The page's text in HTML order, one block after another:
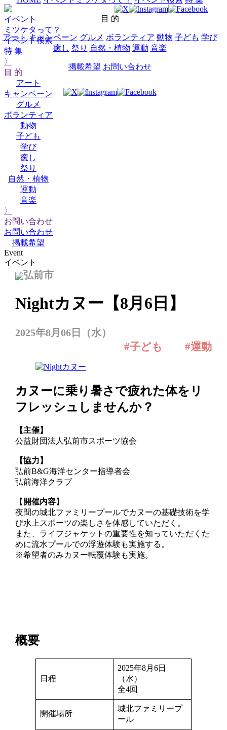
イベント
ミツケタって？
イベント検索
特 集
〉
目 的
アート
キャンペーン
グルメ
ボランティア
動物
子ども
学び
癒し
祭り
自然・植物
運動
音楽
〉
お問い合わせ
お問い合わせ
掲載希望
目 的
アート キャンペーン グルメ ボランティア 動物 子ども 学び
癒し 祭り 自然・植物 運動 音楽
掲載希望 お問い合わせ
Event
イベント
弘前市
Nightカヌー【8月6日】
2025年8月06日（水）
#子ども #運動
カヌーに乗り暑さで疲れた体をリ
フレッシュしませんか？
【主催】
公益財団法人弘前市スポーツ協会
【協力】
弘前B&G海洋センター指導者会
弘前海洋クラブ
【 開催内容】
夜間の城北ファミリープールでカヌーの基礎技術を学
び水上スポーツの楽しさを体感していただく。
また、ライフジャケットの重要性を知っていただくた
めに流水プールでの浮遊体験も実施する。
※希望者のみカヌー転覆体験も実施。
概要
日程
2025年8月6日
（水）
全4回
開催場所
城北ファミリープ
ール